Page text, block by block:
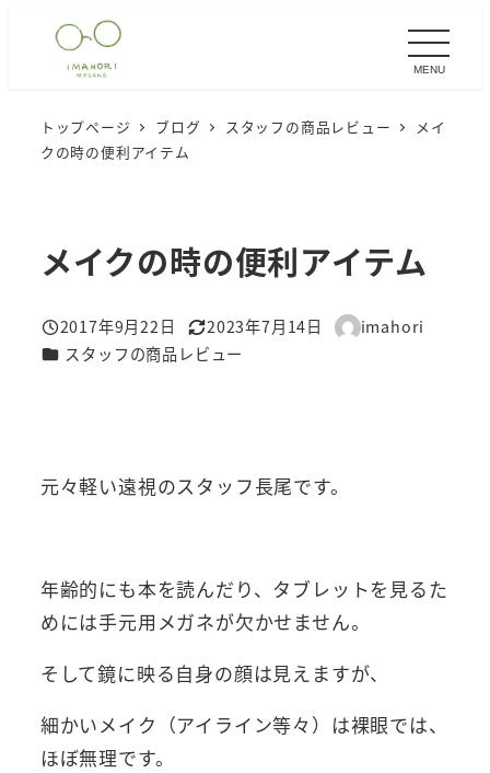
MENU
トップページ ブログ スタッフの商品レビュー
メイ
クの時の便利アイテム
メイクの時の便利アイテム
投稿日
2017年9月22日
更新日
2023年7月14日
著
imahori
カテゴリー
スタッフの商品レビュー
元々軽い遠視のスタッフ長尾です。
年齢的にも本を読んだり、タブレットを見るた
めには手元用メガネが欠かせません。
そして鏡に映る自身の顔は見えますが、
細かいメイク（アイライン等々）は裸眼では、
ほぼ無理です。